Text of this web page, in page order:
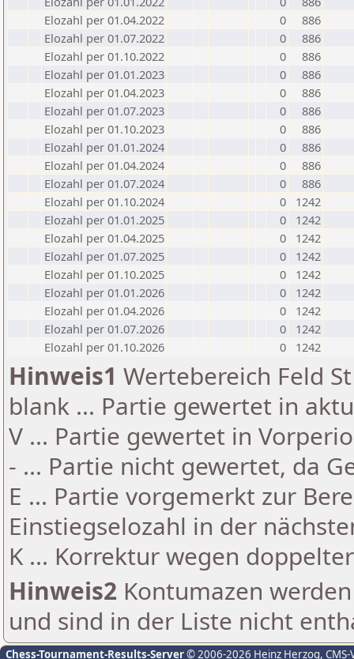
Elozahl per 01.04.2022
0
886
Elozahl per 01.07.2022
0
886
Elozahl per 01.10.2022
0
886
Elozahl per 01.01.2023
0
886
Elozahl per 01.04.2023
0
886
Elozahl per 01.07.2023
0
886
Elozahl per 01.10.2023
0
886
Elozahl per 01.01.2024
0
886
Elozahl per 01.04.2024
0
886
Elozahl per 01.07.2024
0
886
Elozahl per 01.10.2024
0
1242
Elozahl per 01.01.2025
0
1242
Elozahl per 01.04.2025
0
1242
Elozahl per 01.07.2025
0
1242
Elozahl per 01.10.2025
0
1242
Elozahl per 01.01.2026
0
1242
Elozahl per 01.04.2026
0
1242
Elozahl per 01.07.2026
0
1242
Elozahl per 01.10.2026
0 1242
Hinweis1 Wertebereich Feld
blank ... Partie gewertet in
V ... Partie gewertet in
- ... Partie nicht gewertet, da
E ... Partie vorgemerkt zur
Einstiegselozahl in der
K ... Korrektur wegen
Hinweis2 Kontumazen
und sind in der Liste nicht
Chess-Tournament-Results-Server© 2006-2026 Heinz Herzog,